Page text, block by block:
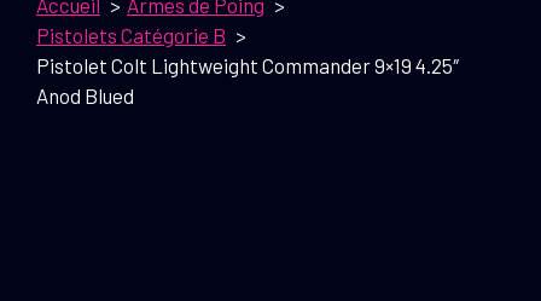
Accueil
Armes de Poing
Pistolets Catégorie B
Pistolet Colt Lightweight Commander 9×19 4.25″
Anod Blued